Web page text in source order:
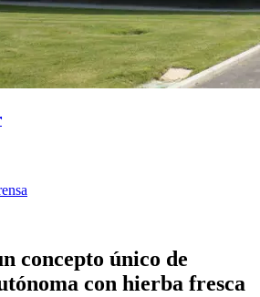
concepto único de
con hierba fresca